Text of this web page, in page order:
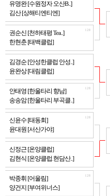
유명완 [수원정자 오산B..]
김산 [상해티엔티엔]
권순신 [천하태평 Tea..]
한현춘 [태백클럽]
128
김경순 [안성한클럽 안성..]
윤완상 [대림클럽]
안태영 [한울타리 향남]
송송암 [한울타리 부곡클..]
128
신윤수 [태동회]
윤대원 [서산가야]
128
신정근 [온양클럽]
김현식 [온양클럽.현담산..]
박종휘 [어울림]
양건지 [부여위너스]
128